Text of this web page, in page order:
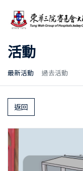
活動
最新活動 過去活動
返回